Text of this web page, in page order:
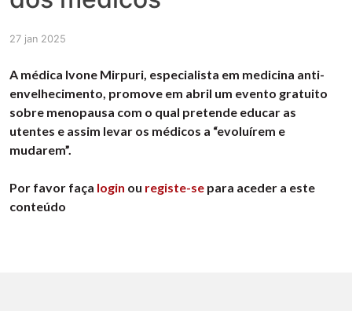
27 jan 2025
A médica Ivone Mirpuri, especialista em medicina anti-
envelhecimento, promove em abril um evento gratuito
sobre menopausa com o qual pretende educar as
utentes e assim levar os médicos a “evoluírem e
mudarem”.
Por favor faça login ou registe-se para aceder a este
conteúdo